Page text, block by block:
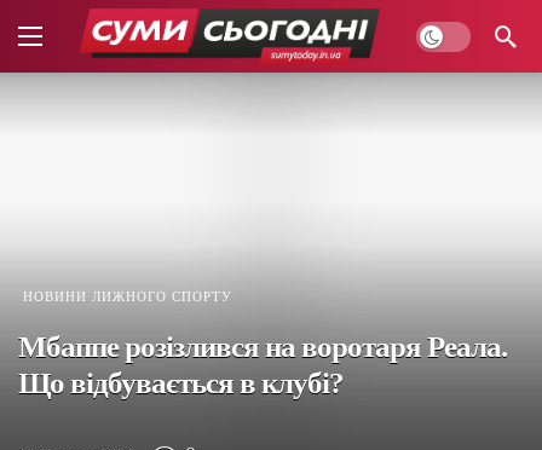
НОВИНИ ЛИЖНОГО СПОРТУ
Мбаппе розізлився на воротаря Реала.
Що відбувається в клубі?